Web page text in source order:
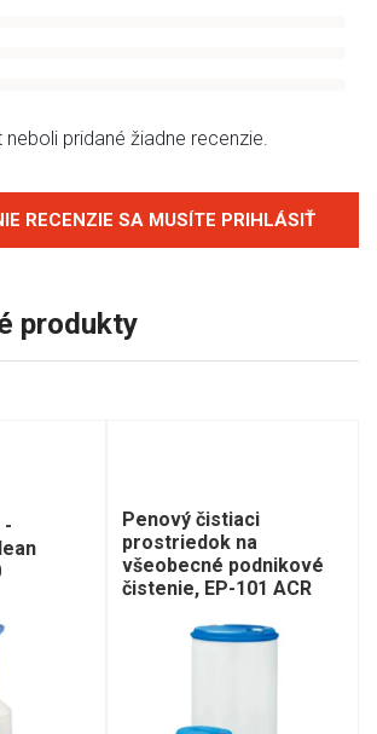
pridané žiadne recenzie.
RECENZIE SA MUSÍTE PRIHLÁSIŤ
produkty
-
Penový čistiaci
prostriedok na
všeobecné podnikové
čistenie, EP-101 ACR